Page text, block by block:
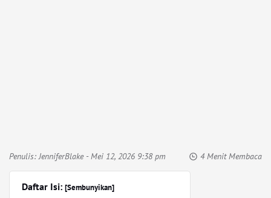
Penulis:JenniferBlake- Mei 12, 2026 9:38 pm 4 Menit Membaca
Daftar Isi: [Sembunyikan]